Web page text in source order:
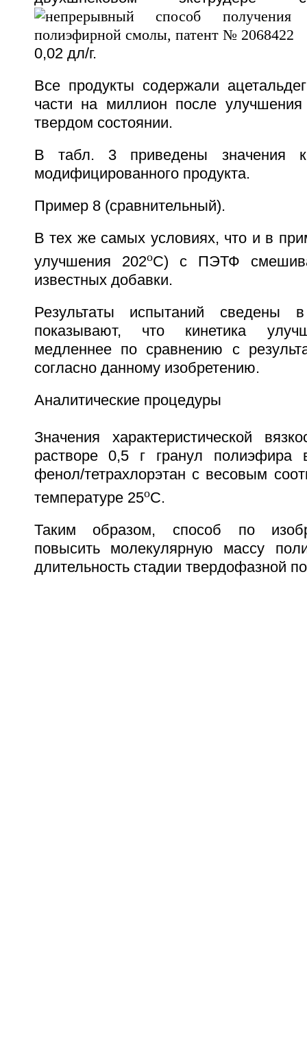
0,02 дл/г.
Все продукты содержали
части на миллион после улучшения
твердом состоянии.
В табл. 3 приведены значения
модифицированного продукта.
Пример 8 (сравнительный).
В тех же самых условиях, что и в
улучшения 202oС) с ПЭТФ
известных добавки.
Результаты испытаний
показывают, что кинетика
медленнее по сравнению с
согласно данному изобретению.
Аналитические процедуры
Значения характеристической
растворе 0,5 г гранул
фенол/тетрахлорэтан с весовым
температуре 25oC.
Таким образом, способ по
повысить молекулярную массу
длительность стадии твердофазной